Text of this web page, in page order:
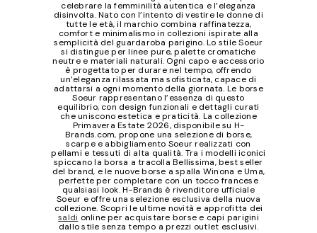
celebrare la femminilità autentica e l’eleganza
disinvolta. Nato con l’intento di vestire le donne di
tutte le età, il marchio combina raffinatezza,
comfort e minimalismo in collezioni ispirate alla
semplicità del guardaroba parigino. Lo stile Soeur
si distingue per linee pure, palette cromatiche
neutre e materiali naturali. Ogni capo e accessorio
è progettato per durare nel tempo, offrendo
un’eleganza rilassata ma sofisticata, capace di
adattarsi a ogni momento della giornata. Le borse
Soeur rappresentano l’essenza di questo
equilibrio, con design funzionali e dettagli curati
che uniscono estetica e praticità. La collezione
Primavera Estate 2026, disponibile su H-
Brands.com, propone una selezione di borse,
scarpe e abbigliamento Soeur realizzati con
pellami e tessuti di alta qualità. Tra i modelli iconici
spiccano la borsa a tracolla Bellissima, best seller
del brand, e le nuove borse a spalla Winona e Uma,
perfette per completare con un tocco francese
qualsiasi look. H-Brands è rivenditore ufficiale
Soeur e offre una selezione esclusiva della nuova
collezione. Scopri le ultime novità e approfitta dei
saldi online per acquistare borse e capi parigini
dallo stile senza tempo a prezzi outlet esclusivi.